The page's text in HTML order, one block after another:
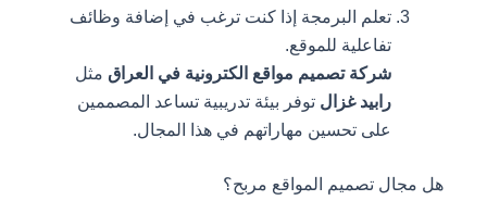
تعلم البرمجة إذا كنت ترغب في إضافة وظائف
تفاعلية للموقع.
شركة تصميم مواقع الكترونية في العراق مثل
رابيد غزال توفر بيئة تدريبية تساعد المصممين
على تحسين مهاراتهم في هذا المجال.
هل مجال تصميم المواقع مربح؟